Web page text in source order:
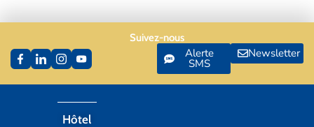
Hôtel
Suivez-nous
Alerte
SMS
Newsletter